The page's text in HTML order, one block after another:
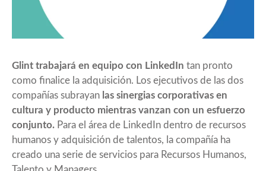
Glint trabajará en equipo con LinkedIn tan pronto
como finalice la adquisición. Los ejecutivos de las dos
compañías subrayan las sinergias corporativas en
cultura y producto mientras vanzan con un esfuerzo
conjunto. Para el área de LinkedIn dentro de recursos
humanos y adquisición de talentos, la compañía ha
creado una serie de servicios para Recursos Humanos,